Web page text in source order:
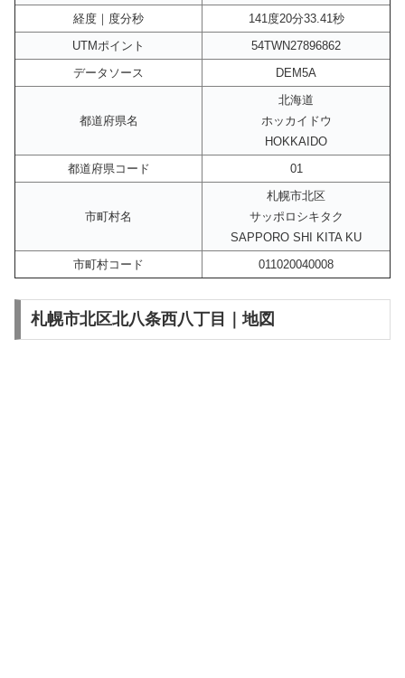
経度｜度分秒
141度20分33.41秒
UTMポイント
54TWN27896862
データソース
DEM5A
都道府県名
北海道
ホッカイドウ
HOKKAIDO
都道府県コード
01
市町村名
札幌市北区
サッポロシキタク
SAPPORO SHI KITA KU
市町村コード
011020040008
札幌市北区北八条西八丁目｜地図